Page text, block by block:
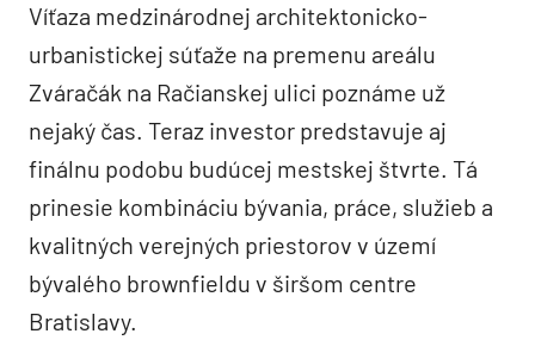
Víťaza medzinárodnej architektonicko-
urbanistickej súťaže na premenu areálu
Zváračák na Račianskej ulici poznáme už
nejaký čas. Teraz investor predstavuje aj
finálnu podobu budúcej mestskej štvrte. Tá
prinesie kombináciu bývania, práce, služieb a
kvalitných verejných priestorov v území
bývalého brownfieldu v širšom centre
Bratislavy.